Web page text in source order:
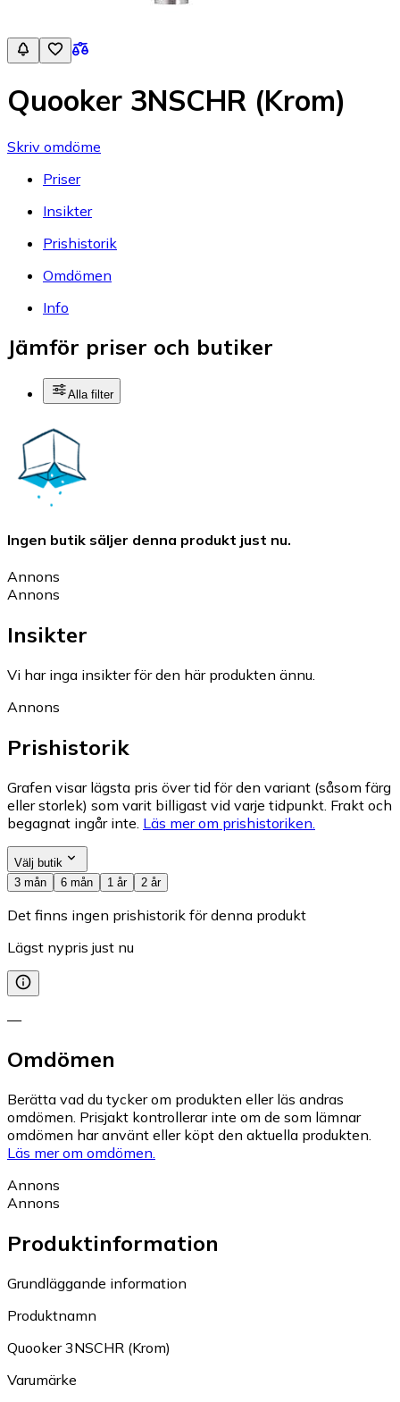
Quooker 3NSCHR (Krom)
Skriv omdöme
Priser
Insikter
Prishistorik
Omdömen
Info
Jämför priser och butiker
Alla filter
Ingen butik säljer denna produkt just nu.
Annons
Annons
Insikter
Vi har inga insikter för den här produkten ännu.
Annons
Prishistorik
Grafen visar lägsta pris över tid för den variant (såsom färg
eller storlek) som varit billigast vid varje tidpunkt. Frakt och
begagnat ingår inte. Läs mer om prishistoriken.
Välj butik
3 mån
6 mån 1 år 2 år
Det finns ingen prishistorik för denna produkt
Lägst nypris just nu
—
Omdömen
Berätta vad du tycker om produkten eller läs andras
omdömen. Prisjakt kontrollerar inte om de som lämnar
omdömen har använt eller köpt den aktuella produkten.
Läs mer om omdömen.
Annons
Annons
Produktinformation
Grundläggande information
Produktnamn
Quooker 3NSCHR (Krom)
Varumärke